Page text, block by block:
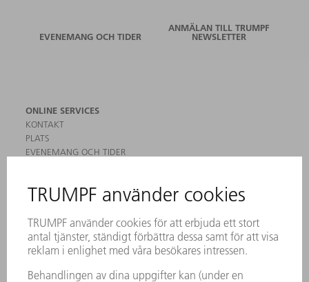
EVENEMANG OCH TIDER
ANMÄLAN TILL TRUMPF
NEWSLETTER
ONLINE SERVICES
KONTAKT
PLATS
EVENEMANG OCH TIDER
SÄKERHETSDATABLAD
MASKINER & SYSTEM
LASER
KRAFTELEKTRONIK
SMART FACTORY